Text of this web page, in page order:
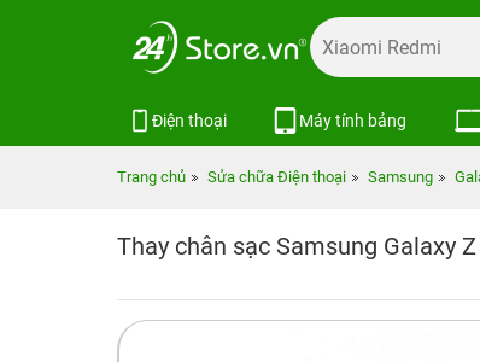
Điện thoại Máy tính bảng
Trang chủ Sửa chữa Điện thoại Samsung
Thay chân sạc Samsung Galaxy